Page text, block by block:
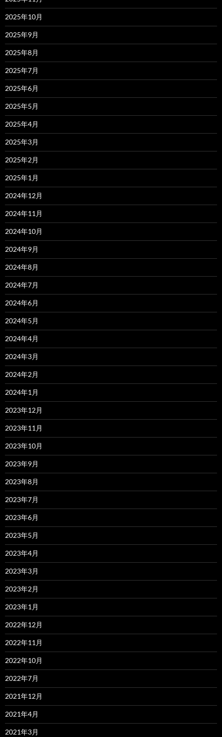
2025年10月
2025年9月
2025年8月
2025年7月
2025年6月
2025年5月
2025年4月
2025年3月
2025年2月
2025年1月
2024年12月
2024年11月
2024年10月
2024年9月
2024年8月
2024年7月
2024年6月
2024年5月
2024年4月
2024年3月
2024年2月
2024年1月
2023年12月
2023年11月
2023年10月
2023年9月
2023年8月
2023年7月
2023年6月
2023年5月
2023年4月
2023年3月
2023年2月
2023年1月
2022年12月
2022年11月
2022年10月
2022年7月
2021年12月
2021年4月
2021年3月